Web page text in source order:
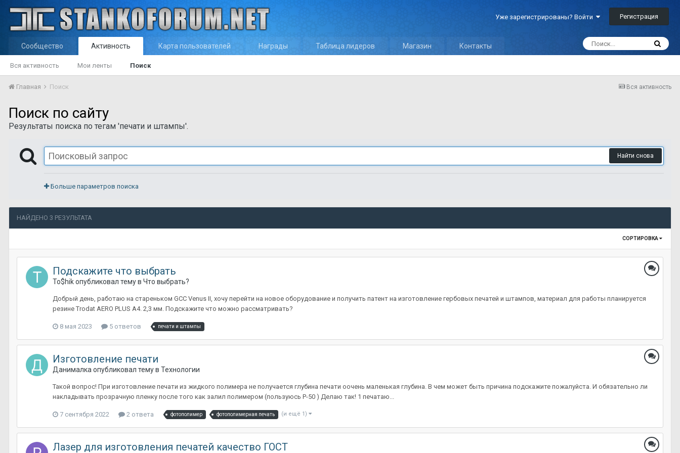
Уже зарегистрированы? Войти Регистрация
Сообщество Активность
Вся активность Мои ленты Поиск
Карта пользователей Награды Таблица лидеров Магазин Контакты
Вся активность
Главная Поиск
Поиск по сайту
Результаты поиска по тегам 'печати и штампы'.
Найти снова
Больше параметров поиска
НАЙДЕНО 3 РЕЗУЛЬТАТА
СОРТИРОВКА
Подскажите что выбрать
To$hikопубликовал тему в Что выбрать?
Добрый день, работаю на стареньком GCC Venus II, хочу перейти на новое оборудование и получить патент на изготовление гербовых печатей и штампов, материал для работы планируется
резине Trodat AERO PLUS A4. 2,3 мм. Подскажите что можно рассматривать?
8 мая 2023 5 ответов печати и штампы
Изготовление печати
Данималка опубликовал тему в Технологии
Такой вопрос! При изготовление печати из жидкого полимера не получается глубина печати оочень маленькая глубина. В чем может быть причина подскажите пожалуйста. И обязательно ли
накладывать прозрачную пленку после того как залил полимером (пользуюсь Р-50 ) Делаю так! 1 печатаю...
7 сентября 2022 2 ответа фотополимер фотополимерная печать (и ещё 1)
Лазер для изготовления печатей качество ГОСТ